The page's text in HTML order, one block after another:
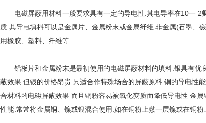
电磁屏蔽用材料一般要求具有一定的导电性.其电导率在10一 2
质.其导电填料可以是金属片、金属粉末或金属纤维.非金属(石墨、
用橡胶、塑料、纤维等.
铅板片和金属粉末是最初使用的电磁屏蔽材料的填料.银具有优
蔽效果.但银的价格昂贵.只适合作特殊场合的屏蔽原料.铜的导电性
合材料的电磁屏蔽效果.而且铜粉容易被氧化变质而降低导电性.金
性能.常常将金属铜、镍或银混合使用.如在铜粉上敷一层镍或在铜粉